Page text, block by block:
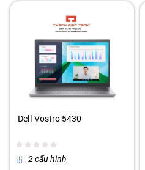
Dell Vostro 5430
2 cấu hình